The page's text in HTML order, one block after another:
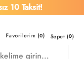
Taksit!
Favorilerim (0) Sepet (0)